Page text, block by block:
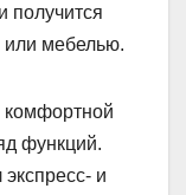
получится
или мебелью.
комфортной
функций.
и